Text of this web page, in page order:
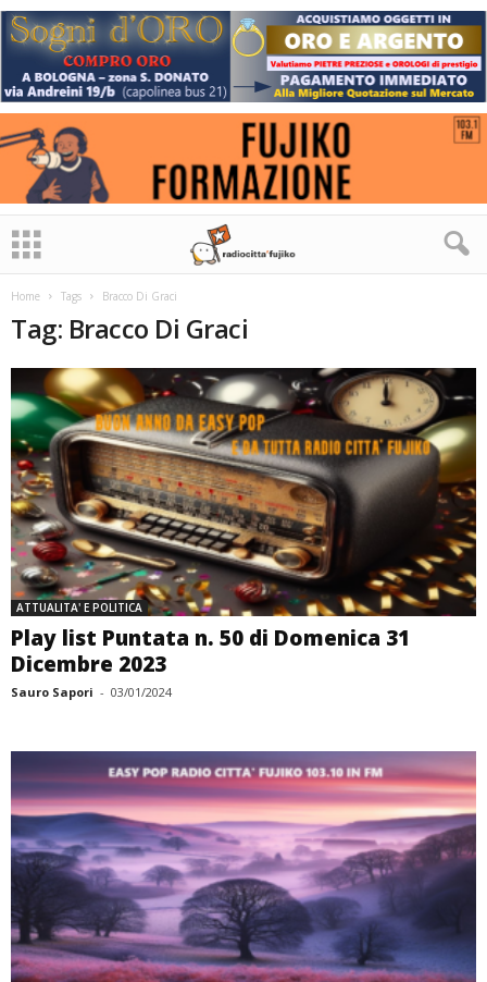
Home Tags Bracco Di Graci
Tag: Bracco Di Graci
ATTUALITA' E POLITICA
Play list Puntata n. 50 di Domenica 31
Dicembre 2023
Sauro Sapori - 03/01/2024